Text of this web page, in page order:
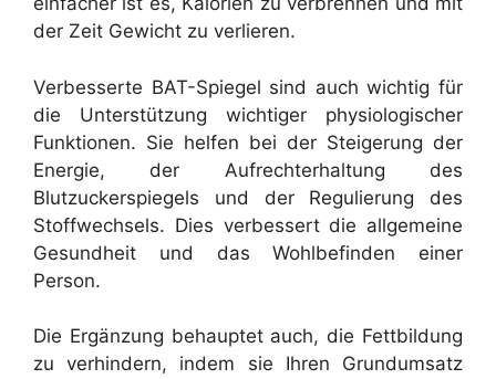
der Zeit Gewicht zu verlieren.
Verbesserte BAT-Spiegel sind auch wichtig für
die Unterstützung wichtiger physiologischer
Funktionen. Sie helfen bei der Steigerung der
Energie, der Aufrechterhaltung des
Blutzuckerspiegels und der Regulierung des
Stoffwechsels. Dies verbessert die allgemeine
Gesundheit und das Wohlbefinden einer
Person.
Die Ergänzung behauptet auch, die Fettbildung
zu verhindern, indem sie Ihren Grundumsatz